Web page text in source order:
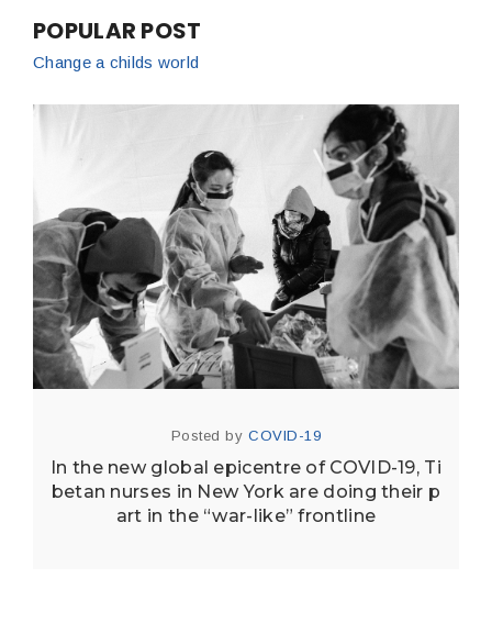
POPULAR POST
Change a childs world
Posted byCOVID-19
In the new global epicentre of COVID-19, Ti
betan nurses in New York are doing their p
art in the “war-like” frontline